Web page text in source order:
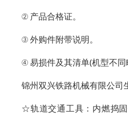
② 产品合格证。
③ 外购件附带说明。
④ 易损件及其清单(机型不同
锦州双兴铁路机械有限公司
☆轨道交通工具：内燃捣